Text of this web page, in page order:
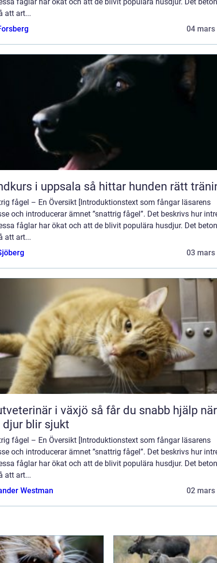
att art...
04 mars
Hundkurs i uppsala så hittar hunden rätt
fågel – En Översikt [Introduktionstext som fångar läsarens
och introducerar ämnet ”snattrig fågel”. Det beskrivs hur
fåglar har ökat och att de blivit populära husdjur. Det
att art...
03 mars
i växjö så får du snabb hjälp när
blir sjukt
fågel – En Översikt [Introduktionstext som fångar läsarens
och introducerar ämnet ”snattrig fågel”. Det beskrivs hur
fåglar har ökat och att de blivit populära husdjur. Det
att art...
Westman
02 mars